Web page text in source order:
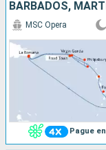
Pague
MSC Opera